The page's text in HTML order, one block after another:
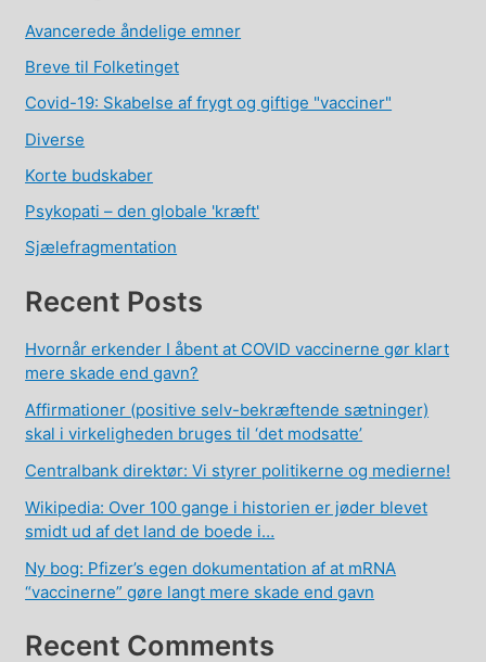
Avancerede åndelige emner
Breve til Folketinget
Covid-19: Skabelse af frygt og giftige "vacciner"
Diverse
Korte budskaber
Psykopati – den globale 'kræft'
Sjælefragmentation
Recent Posts
Hvornår erkender I åbent at COVID vaccinerne gør klart
mere skade end gavn?
Affirmationer (positive selv-bekræftende sætninger)
skal i virkeligheden bruges til ‘det modsatte’
Centralbank direktør: Vi styrer politikerne og medierne!
Wikipedia: Over 100 gange i historien er jøder blevet
smidt ud af det land de boede i…
Ny bog: Pfizer’s egen dokumentation af at mRNA
“vaccinerne” gøre langt mere skade end gavn
Recent Comments